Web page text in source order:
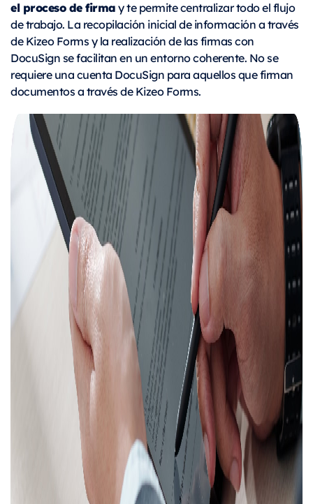
el proceso de firmay te permite centralizar todo el flujo
de trabajo. La recopilación inicial de información a través
de Kizeo Forms y la realización de las firmas con
DocuSign se facilitan en un entorno coherente. No se
requiere una cuenta DocuSign para aquellos que firman
documentos a través de Kizeo Forms.